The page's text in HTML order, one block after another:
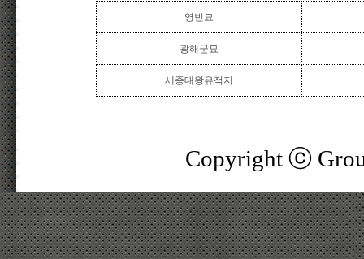
영빈묘
광해군묘
세종대왕유적지
Copyright ⓒ